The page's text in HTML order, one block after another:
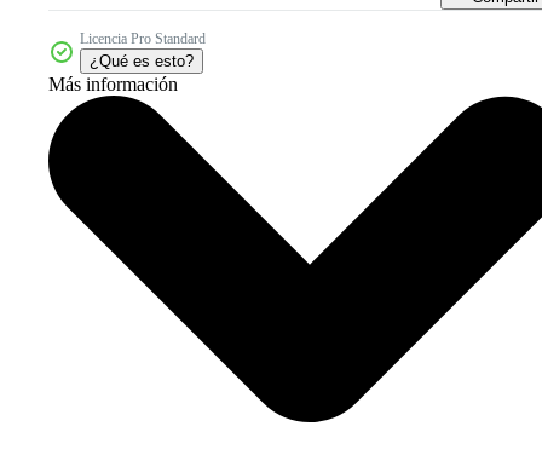
Licencia Pro Standard
¿Qué es esto?
Más información